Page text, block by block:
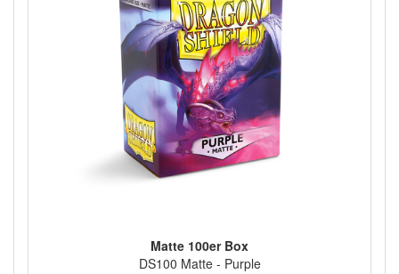
Matte 100er Box
DS100 Matte - Purple